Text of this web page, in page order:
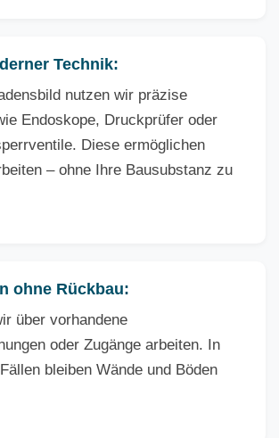
Technik:
nutzen wir präzise
Endoskope, Druckprüfer oder
Diese ermöglichen
– ohne Ihre Bausubstanz zu
ohne Rückbau:
über vorhandene
oder Zugänge arbeiten. In
bleiben Wände und Böden